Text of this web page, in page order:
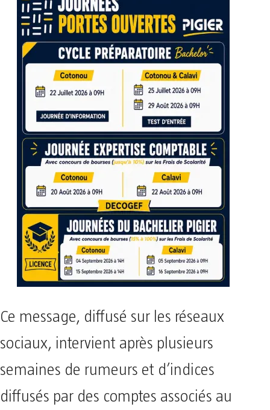
Ce message, diffusé sur les réseaux
sociaux, intervient après plusieurs
semaines de rumeurs et d’indices
diffusés par des comptes associés au